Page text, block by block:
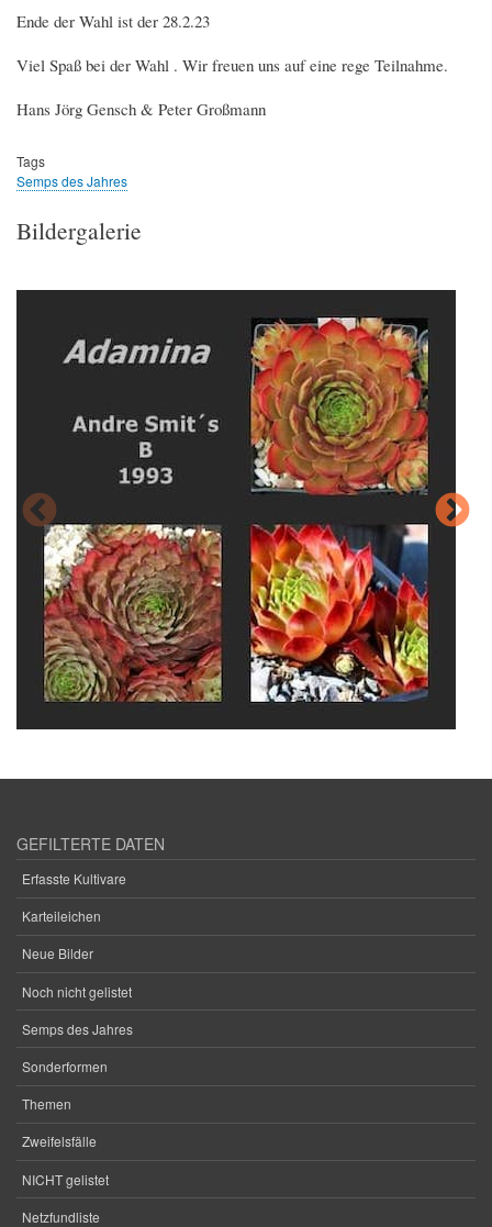
Ende der Wahl ist der 28.2.23
Viel Spaß bei der Wahl . Wir freuen uns auf eine rege Teilnahme.
Hans Jörg Gensch & Peter Großmann
Tags
Semps des Jahres
Bildergalerie
GEFILTERTE DATEN
Erfasste Kultivare
Karteileichen
Neue Bilder
Noch nicht gelistet
Semps des Jahres
Sonderformen
Themen
Zweifelsfälle
NICHT gelistet
Netzfundliste